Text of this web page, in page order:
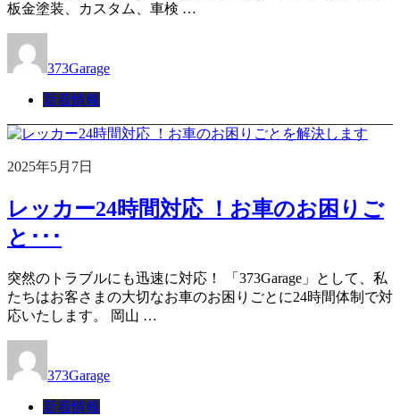
板金塗装、カスタム、車検 …
373Garage
新着情報
2025年5月7日
レッカー24時間対応 ！お車のお困りご
と･･･
突然のトラブルにも迅速に対応！ 「373Garage」として、私
たちはお客さまの大切なお車のお困りごとに24時間体制で対
応いたします。 岡山 …
373Garage
新着情報